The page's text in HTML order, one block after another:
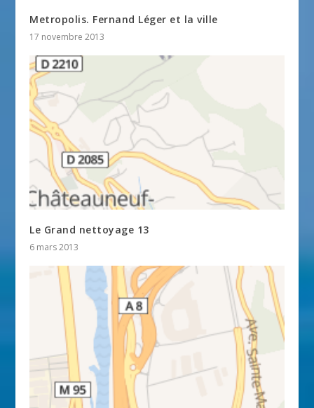
Metropolis. Fernand Léger et la ville
17 novembre 2013
Le Grand nettoyage 13
6 mars 2013